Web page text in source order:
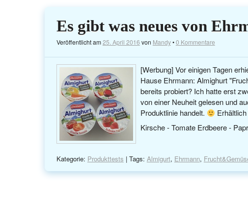
Es gibt was neues von
Veröffentlicht am25. April 2016 von Mandy•0 Kommentare
[Werbung] Vor einigen Tagen
Hause Ehrmann: Almighurt
bereits probiert? Ich hatte erst
von einer Neuheit gelesen und
Produktlinie handelt.
Kirsche - Tomate Erdbeere -
Kategorie: Produkttests | Tags: Almigurt, Ehrmann,